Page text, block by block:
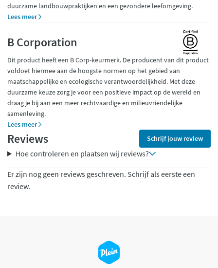
duurzame landbouwpraktijken en een gezondere leefomgeving.
Lees meer
B Corporation
Dit product heeft een B Corp-keurmerk. De producent van dit product
voldoet hiermee aan de hoogste normen op het gebied van
maatschappelijke en ecologische verantwoordelijkheid. Met deze
duurzame keuze zorg je voor een positieve impact op de wereld en
draag je bij aan een meer rechtvaardige en milieuvriendelijke
samenleving.
Lees meer
Reviews Schrijf jouw review
Hoe controleren en plaatsen wij reviews?
Er zijn nog geen reviews geschreven. Schrijf als eerste een
review.